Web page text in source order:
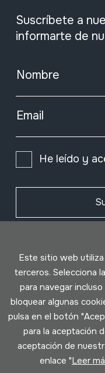
Suscríbete a
informarte de
Nombre
Email
He leído y
Este sitio web
terceros. Selecciona
para navegar
bloquear algunas
pulsa en el botón
para la aceptación
aceptación de
enlace "Leer